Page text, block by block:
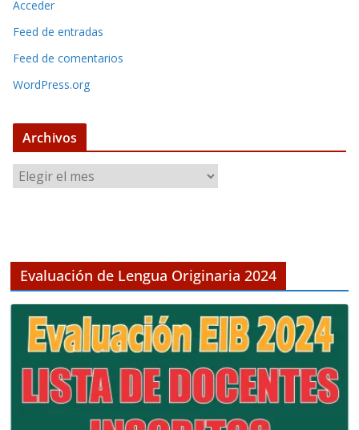
Acceder
Feed de entradas
Feed de comentarios
WordPress.org
Archivos
r
o
Evaluación de Lengua Originaria 2024